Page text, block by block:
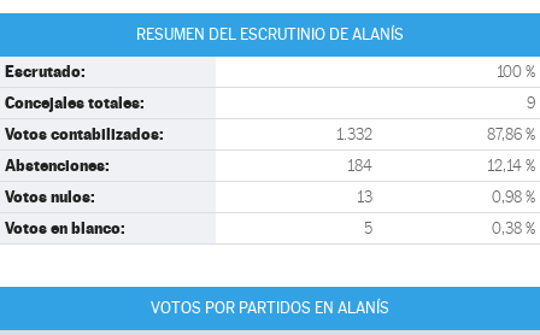
RESUMEN DEL ESCRUTINIO DE ALANÍS
Escrutado: 100 %
Concejales totales: 9
Votos contabilizados: 1.332 87,86 %
Abstenciones: 184 12,14 %
Votos nulos: 13 0,98 %
Votos en blanco: 5 0,38 %
VOTOS POR PARTIDOS EN ALANÍS